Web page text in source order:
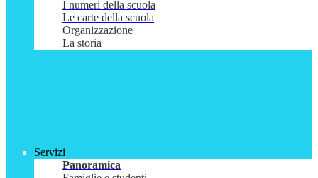
I numeri della scuola
Le carte della scuola
Organizzazione
La storia
Servizi
Panoramica